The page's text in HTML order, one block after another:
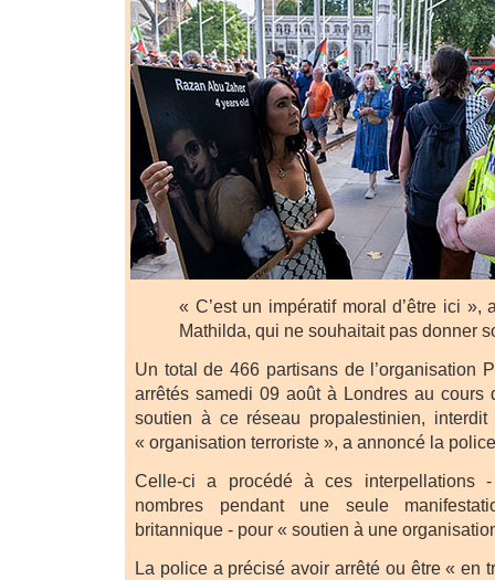
« C’est un impératif moral d’être ici »,
Mathilda, qui ne souhaitait pas donner
Un total de 466 partisans de l’organisation
arrêtés samedi 09 août à Londres au cours
soutien à ce réseau propalestinien,
« organisation terroriste », a annoncé la
Celle-ci a procédé à ces interpellations
nombres pendant une seule
britannique - pour « soutien à une
La police a précisé avoir arrêté ou être « en